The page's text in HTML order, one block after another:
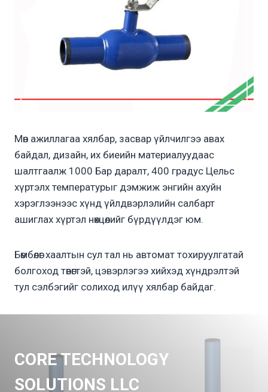
Мөн ажиллагаа хялбар, засвар үйлчилгээ авах
байдал, дизайн, их биеийн материалуудаас
шалтгаалж 1000 Бар даралт, 400 градус Цельс
хүртэлх температурыг дэмжиж энгийн ахуйн
хэрэглээнээс хүнд үйлдвэрлэлийн салбарт
ашиглах хүртэл нөхцөлийг бүрдүүлдэг юм.
Бөмбөлөг хаалтын сул тал нь автомат тохируулгатай
болгоход төвөгтэй, цэвэрлэгээ хийхэд хүндрэлтэй
тул сэлбэгийг солиход илүү хялбар байдаг.
CORE TECHNOLOGY
SOLUTIONS LLC